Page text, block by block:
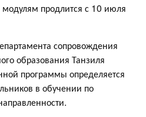
продлится с 10 июля
сопровождения
образования Танзиля
программы определяется
в обучении по